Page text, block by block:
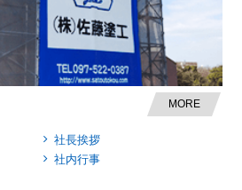
MORE
社長挨拶
社内行事